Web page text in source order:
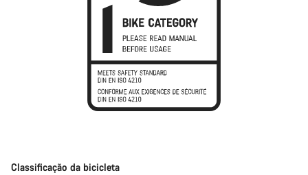
Classificação da bicicleta